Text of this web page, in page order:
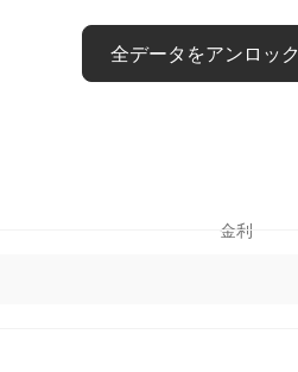
全データをアンロック
金利